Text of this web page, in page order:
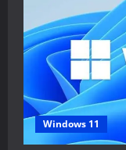
Windows 11